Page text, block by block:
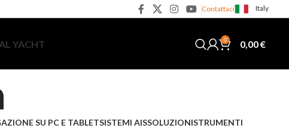
Contattaci Italy
YACHT 0 0,00€
SU PC E TABLETSISTEMI AISSOLUZIONISTRUMENTI